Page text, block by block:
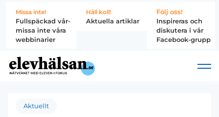
Missa inte!
Fullspäckad vår-
missa inte våra
webbinarier
Håll koll!
Aktuella artiklar
Följ oss!
Inspireras och
diskutera i vår
Facebook-grupp
Aktuellt